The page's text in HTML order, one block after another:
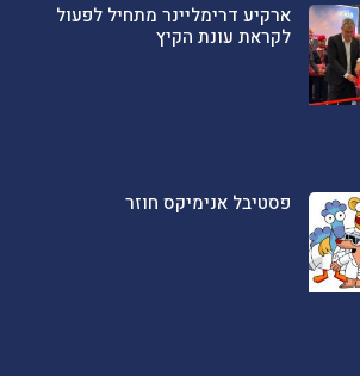
ארקיע דרימליינר מתחיל לפעול
לקראת עונת הקיץ
פסטיבל אנימיקס חוזר